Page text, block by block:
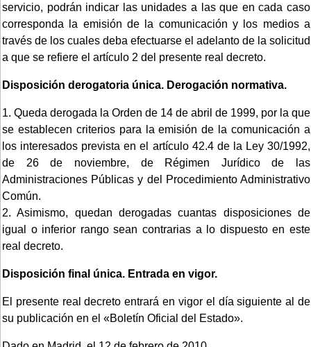
servicio, podrán indicar las unidades a las que en cada caso
corresponda la emisión de la comunicación y los medios a
través de los cuales deba efectuarse el adelanto de la solicitud
a que se refiere el artículo 2 del presente real decreto.
Disposición derogatoria única. Derogación normativa.
1. Queda derogada la Orden de 14 de abril de 1999, por la que
se establecen criterios para la emisión de la comunicación a
los interesados prevista en el artículo 42.4 de la Ley 30/1992,
de 26 de noviembre, de Régimen Jurídico de las
Administraciones Públicas y del Procedimiento Administrativo
Común.
2. Asimismo, quedan derogadas cuantas disposiciones de
igual o inferior rango sean contrarias a lo dispuesto en este
real decreto.
Disposición final única. Entrada en vigor.
El presente real decreto entrará en vigor el día siguiente al de
su publicación en el «Boletín Oficial del Estado».